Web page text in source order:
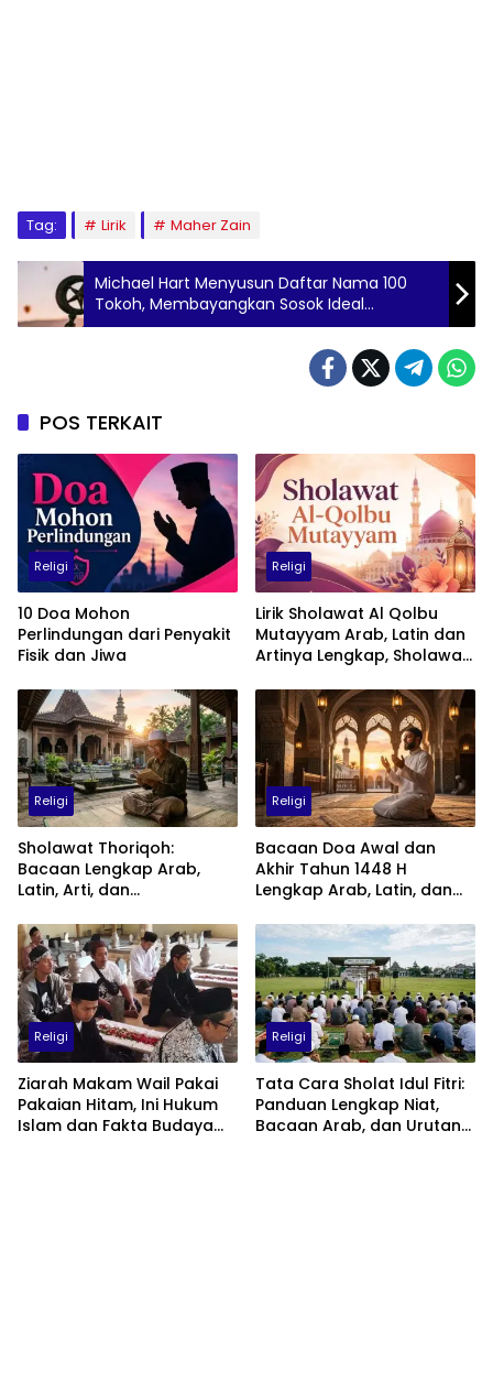
Tag: Lirik Maher Zain
Michael Hart Menyusun Daftar Nama 100
Tokoh, Membayangkan Sosok Ideal
Muhammad Saw
POS TERKAIT
Religi
10 Doa Mohon
Perlindungan dari Penyakit
Fisik dan Jiwa
Religi
Lirik Sholawat Al Qolbu
Mutayyam Arab, Latin dan
Artinya Lengkap, Sholawat
Muhammad SAW
Religi
Sholawat Thoriqoh:
Bacaan Lengkap Arab,
Latin, Arti, dan
Religi
Bacaan Doa Awal dan
Akhir Tahun 1448 H
Lengkap Arab, Latin, dan
dan Keutamaannya
Religi
Ziarah Makam Wail Pakai
Pakaian Hitam, Ini Hukum
Islam dan Fakta Budaya
Religi
Tata Cara Sholat Idul Fitri:
Panduan Lengkap Niat,
Bacaan Arab, dan Urutan